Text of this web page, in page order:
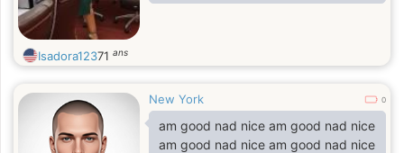
Isadora12371 ans
New York 0
am good nad nice am good nad nice
am good nad nice am good nad nice